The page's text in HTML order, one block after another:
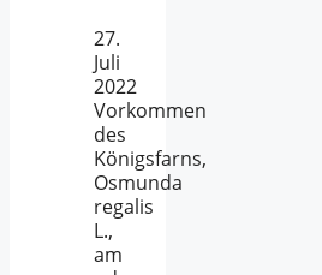
27.
Juli
2022
Vorkommen
des
Königsfarns,
Osmunda
regalis
L.,
am